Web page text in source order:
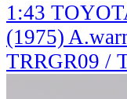
1:43
(1975)
TRRGR09 /